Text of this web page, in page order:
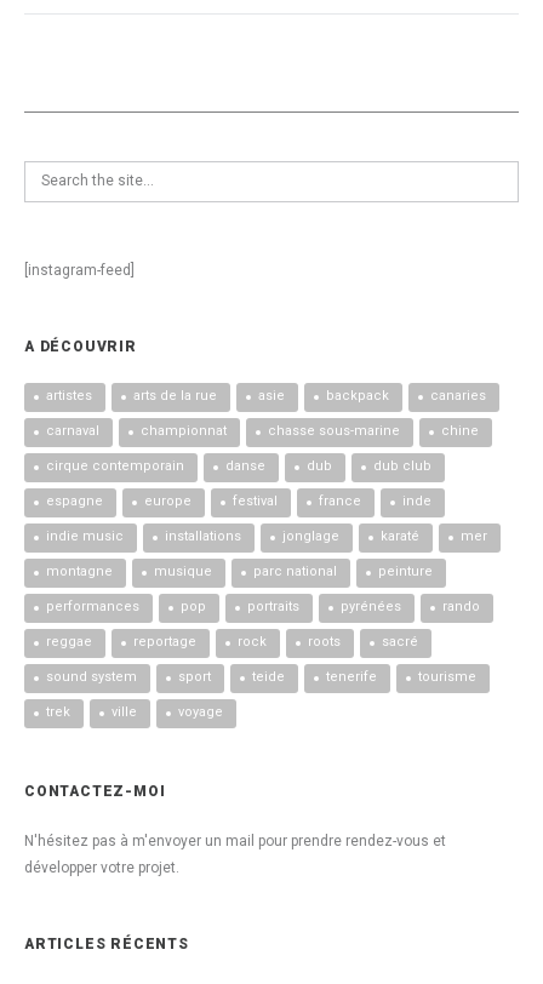
[instagram-feed]
A DÉCOUVRIR
artistes arts de la rue asie backpack canaries
carnaval championnat chasse sous-marine chine
cirque contemporain danse dub dub club
espagne europe festival france inde
indie music installations jonglage karaté mer
montagne musique parc national peinture
performances pop portraits pyrénées rando
reggae reportage rock roots sacré
sound system sport teide tenerife tourisme
trek ville voyage
CONTACTEZ-MOI
N'hésitez pas à m'envoyer un mail pour prendre rendez-vous et
développer votre projet.
ARTICLES RÉCENTS